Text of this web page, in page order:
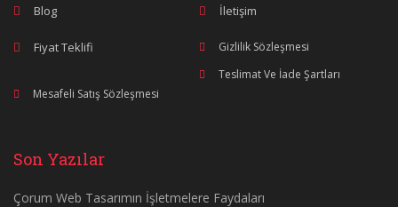
Blog İletişim
Fiyat Teklifi
Gizlilik Sözleşmesi
Teslimat Ve İade Şartları
Mesafeli Satış Sözleşmesi
Son Yazılar
Çorum Web Tasarımın İşletmelere Faydaları